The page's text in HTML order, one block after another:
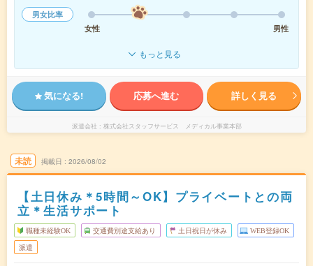
男女比率
女性
男性
もっと見る
気になる! 応募へ進む 詳しく見る
派遣会社 株式会社スタッフサービス メディカル事業本部
未読 掲載日 2026/08/02
【土日休み＊5時間～OK】プライベートとの両
立＊生活サポート
職種未経験OK 交通費別途支給あり 土日祝日が休み WEB登録OK
派遣